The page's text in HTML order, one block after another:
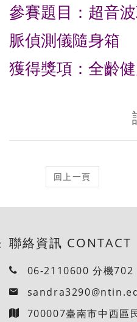
參賽題目：超音
脈偵測儀隨身箱
獲得獎項：全齡
聯絡資訊 CONTACT
06-2110600 分機702
700007臺南市中西區